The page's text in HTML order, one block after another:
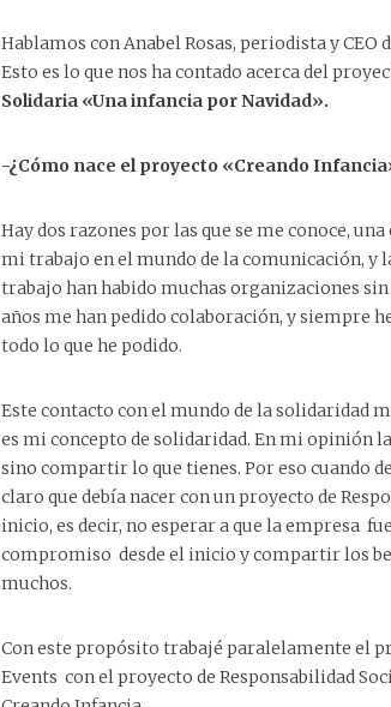
Hablamos con Anabel Rosas, periodista y CEO
Esto es lo que nos ha contado acerca del
Solidaria «Una infancia por Navidad».
-¿Cómo nace el proyecto «Creando
Hay dos razones por las que se me conoce,
mi trabajo en el mundo de la comunicación, y
trabajo han habido muchas organizaciones
años me han pedido colaboración, y siempre
todo lo que he podido.
Este contacto con el mundo de la solidaridad
es mi concepto de solidaridad. En mi opinión
sino compartir lo que tienes. Por eso cuando
claro que debía nacer con un proyecto de
inicio, es decir, no esperar a que la empresa
compromiso desde el inicio y compartir los
muchos.
Con este propósito trabajé paralelamente el
Events con el proyecto de Responsabilidad